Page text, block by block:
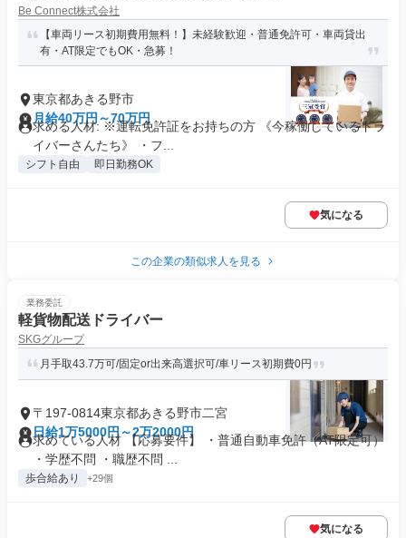
Be Connect株式会社
【車両リース初期費用無料！】未経験歓迎・普通免許可・車両貸出
有・AT限定でもOK・急募！
東京都あきる野市
月給40万円～70万円
求める人材: ※運転免許証をお持ちの方 《今稼働しているドラ
イバーさんたち》 ・フ...
シフト自由 即日勤務OK
気になる
この企業の類似求人を見る
業務委託
軽貨物配送ドライバー
SKGグループ
月手取43.7万可/固定or出来高選択可/車リース初期費0円
〒197-0814東京都あきる野市二宮
日給1万5000円～2万2000円
求めている人材 【応募要件】 ・普通自動車免許（AT限定可）
・学歴不問 ・職歴不問 ...
歩合給あり +29個
気になる